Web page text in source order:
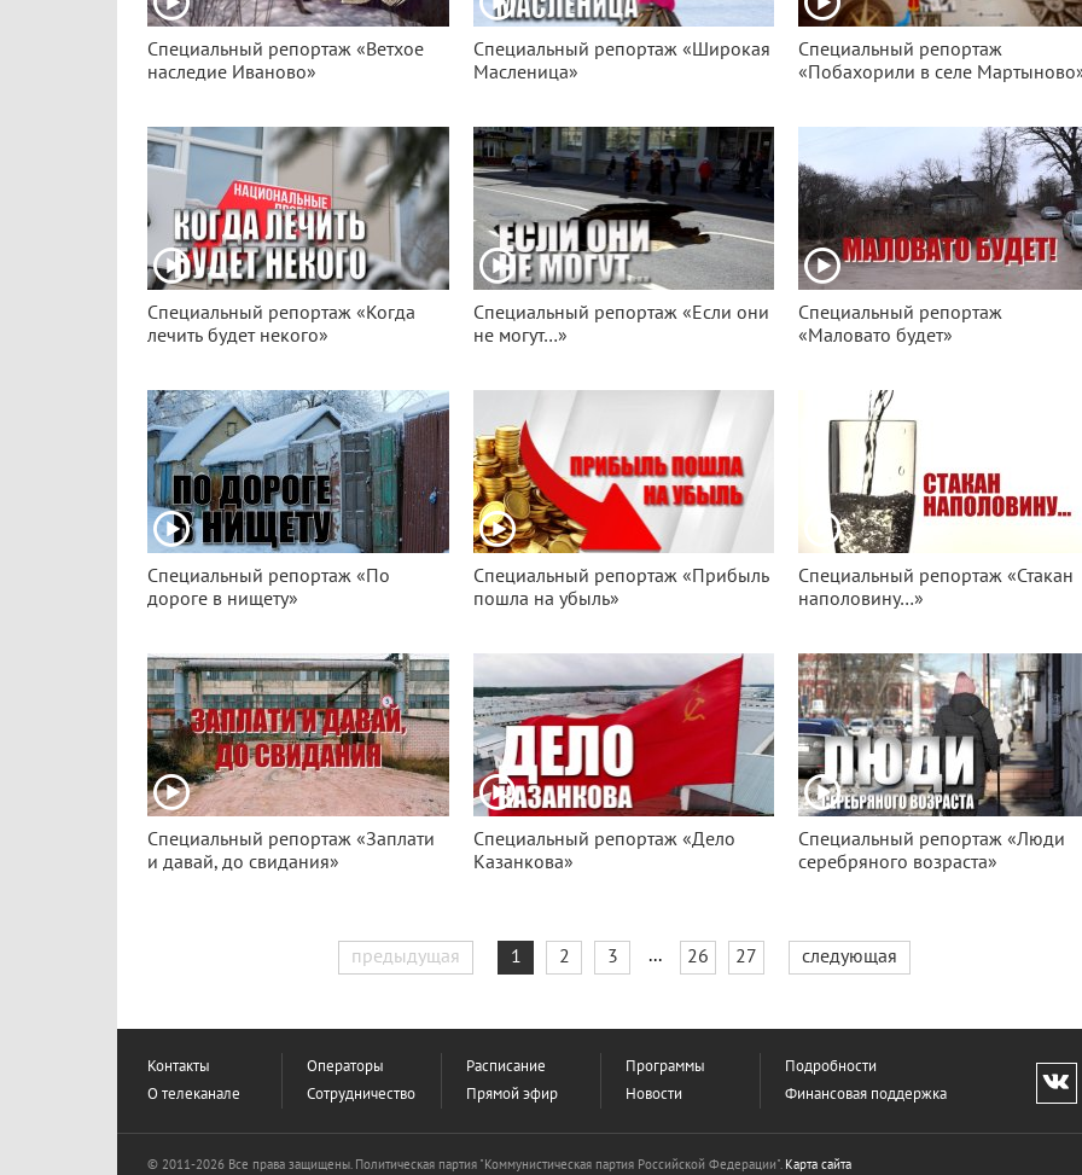
Специальный репортаж «Ветхое
наследие Иваново»
Специальный репортаж «Широкая
Масленица»
Специальный репортаж
«Побахорили в селе
Специальный репортаж «Когда
лечить будет некого»
Специальный репортаж «Если они
не могут…»
Специальный репортаж
«Маловато будет»
Специальный репортаж «По
дороге в нищету»
Специальный репортаж «Прибыль
пошла на убыль»
Специальный репортаж «Стакан
наполовину…»
Специальный репортаж «Заплати
и давай, до свидания»
Специальный репортаж «Дело
Казанкова»
Специальный репортаж «Люди
серебряного возраста»
предыдущая 1 2 3 ... 26 27 следующая
Контакты
О телеканале
Операторы
Сотрудничество
Расписание
Прямой эфир
Программы
Новости
Подробности
Финансовая поддержка
© 2011-2026 Все права защищены. Политическая партия "Коммунистическая партия Российской Федерации". Карта сайта